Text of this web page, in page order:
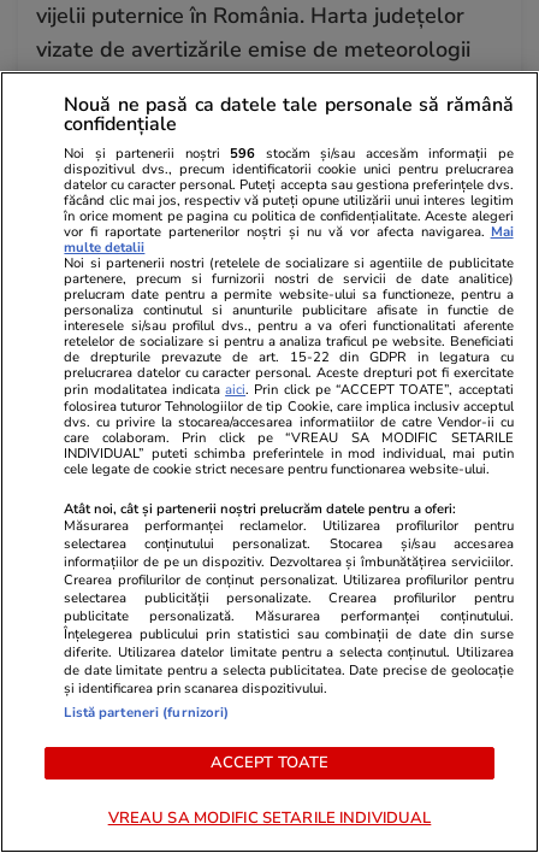
vijelii puternice în România. Harta județelor
vizate de avertizările emise de meteorologii
ANM
Știri România 11:25
O elevă din Poiana Stampei va reprezenta
România la Jocurile Olimpice pentru meserii, la
Gastronomie
Citește mai multe
TRENDING
Știri România 07:00
Aparatură de bruiaj produsă în China, folosită
în „jaful secolului” de la Timișoara: „Produsele
noastre sunt cu caracter educațional”
Horoscop 06 aug.
Horoscop 7 august 2026. Leii au ocazia să-și
testeze tăria de caracter prin reconfigurarea
planurilor de viitor la care au lucrat foarte
mult
Nouă ne pasă ca datele tale personale să rămână
confidențiale
Noi și partenerii noștri 596 stocăm și/sau accesăm informații pe
dispozitivul dvs., precum identificatorii cookie unici pentru prelucrarea
datelor cu caracter personal. Puteți accepta sau gestiona preferințele dvs.
făcând clic mai jos, respectiv vă puteți opune utilizării unui interes legitim
în orice moment pe pagina cu politica de confidențialitate. Aceste alegeri
vor fi raportate partenerilor noștri și nu vă vor afecta navigarea. Mai
multe detalii
Noi si partenerii nostri (retelele de socializare si agentiile de publicitate
partenere, precum si furnizorii nostri de servicii de date analitice)
prelucram date pentru a permite website-ului sa functioneze, pentru a
personaliza continutul si anunturile publicitare afisate in functie de
interesele si/sau profilul dvs., pentru a va oferi functionalitati aferente
retelelor de socializare si pentru a analiza traficul pe website. Beneficiati
de drepturile prevazute de art. 15-22 din GDPR in legatura cu
prelucrarea datelor cu caracter personal. Aceste drepturi pot fi exercitate
prin modalitatea indicataaici. Prin click pe “ACCEPT TOATE”, acceptati
folosirea tuturor Tehnologiilor de tip Cookie, care implica inclusiv acceptul
dvs. cu privire la stocarea/accesarea informatiilor de catre Vendor-ii cu
care colaboram. Prin click pe “VREAU SA MODIFIC SETARILE
INDIVIDUAL” puteti schimba preferintele in mod individual, mai putin
cele legate de cookie strict necesare pentru functionarea website-ului.
Atât noi, cât și partenerii noștri prelucrăm datele pentru a oferi:
Măsurarea performanței reclamelor. Utilizarea profilurilor pentru
selectarea conținutului personalizat. Stocarea și/sau accesarea
informațiilor de pe un dispozitiv. Dezvoltarea și îmbunătățirea serviciilor.
Crearea profilurilor de conținut personalizat. Utilizarea profilurilor pentru
selectarea publicității personalizate. Crearea profilurilor pentru
publicitate personalizată. Măsurarea performanței conținutului.
Înțelegerea publicului prin statistici sau combinații de date din surse
diferite. Utilizarea datelor limitate pentru a selecta conținutul. Utilizarea
de date limitate pentru a selecta publicitatea. Date precise de geolocație
și identificarea prin scanarea dispozitivului.
Listă parteneri (furnizori)
ACCEPT TOATE
VREAU SA MODIFIC SETARILE INDIVIDUAL